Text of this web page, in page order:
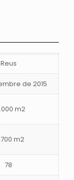
Reus
de 2015
m2
m2
78